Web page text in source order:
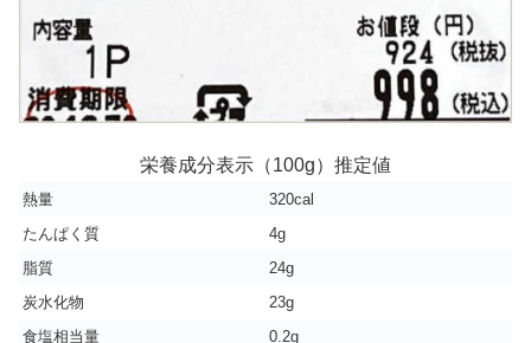
栄養成分表示（100g）推定値
熱量
320cal
たんぱく質
4g
脂質
24g
炭水化物
23g
食塩相当量
0.2g